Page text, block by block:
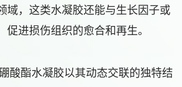
域，这类水凝胶还能与生长因子或
促进损伤组织的愈合和再生。
酸酯水凝胶以其动态交联的独特结